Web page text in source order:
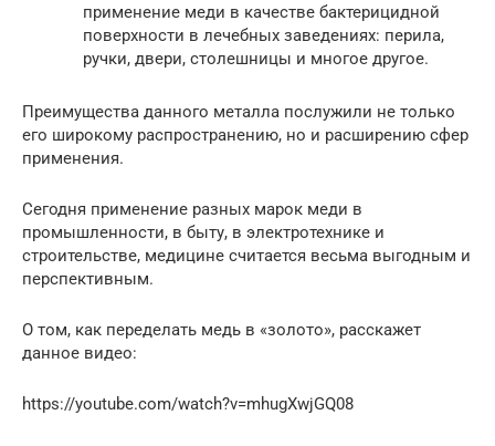
применение меди в качестве бактерицидной
поверхности в лечебных заведениях: перила,
ручки, двери, столешницы и многое другое.
Преимущества данного металла послужили не только
его широкому распространению, но и расширению сфер
применения.
Сегодня применение разных марок меди в
промышленности, в быту, в электротехнике и
строительстве, медицине считается весьма выгодным и
перспективным.
О том, как переделать медь в «золото», расскажет
данное видео:
https://youtube.com/watch?v=mhugXwjGQ08